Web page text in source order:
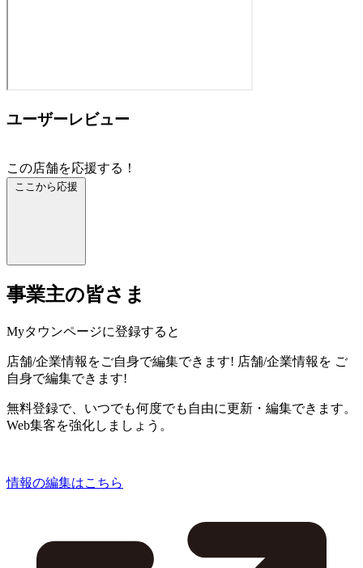
ユーザーレビュー
この店舗を応援する！
ここから応援
事業主の皆さま
Myタウンページに登録すると
店舗/企業情報をご自身で編集できます! 店舗/企業情報を ご
自身で編集できます!
無料登録で、いつでも何度でも自由に更新・編集できます。
Web集客を強化しましょう。
情報の編集はこちら